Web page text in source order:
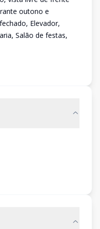
outono e
Elevador,
Salão de festas,